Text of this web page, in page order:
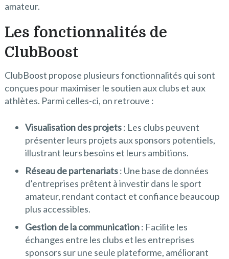
amateur.
Les fonctionnalités de
ClubBoost
ClubBoost propose plusieurs fonctionnalités qui sont
conçues pour maximiser le soutien aux clubs et aux
athlètes. Parmi celles-ci, on retrouve :
Visualisation des projets: Les clubs peuvent
présenter leurs projets aux sponsors potentiels,
illustrant leurs besoins et leurs ambitions.
Réseau de partenariats: Une base de données
d’entreprises prêtent à investir dans le sport
amateur, rendant contact et confiance beaucoup
plus accessibles.
Gestion de la communication: Facilite les
échanges entre les clubs et les entreprises
sponsors sur une seule plateforme, améliorant